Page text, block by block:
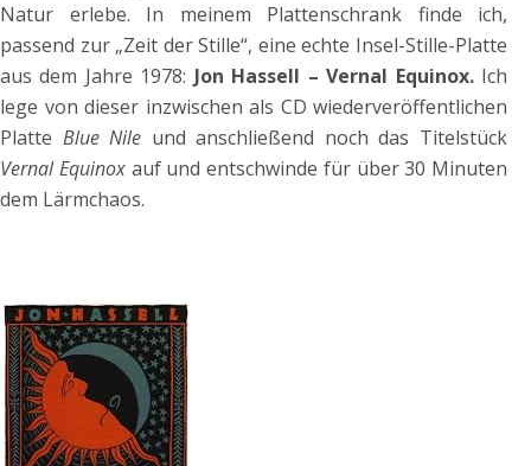
Natur erlebe. In meinem Plattenschrank finde ich,
passend zur „Zeit der Stille“, eine echte Insel-Stille-Platte
aus dem Jahre 1978: Jon Hassell – Vernal Equinox. Ich
lege von dieser inzwischen als CD wiederveröffentlichen
Platte Blue Nile und anschließend noch das Titelstück
Vernal Equinoxauf und entschwinde für über 30 Minuten
dem Lärmchaos.